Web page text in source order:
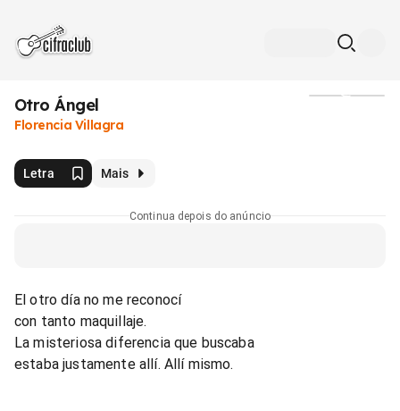
Otro Ángel
Florencia Villagra
Letra Mais
Continua depois do anúncio
El otro día no me reconocí
con tanto maquillaje.
La misteriosa diferencia que buscaba
estaba justamente allí. Allí mismo.